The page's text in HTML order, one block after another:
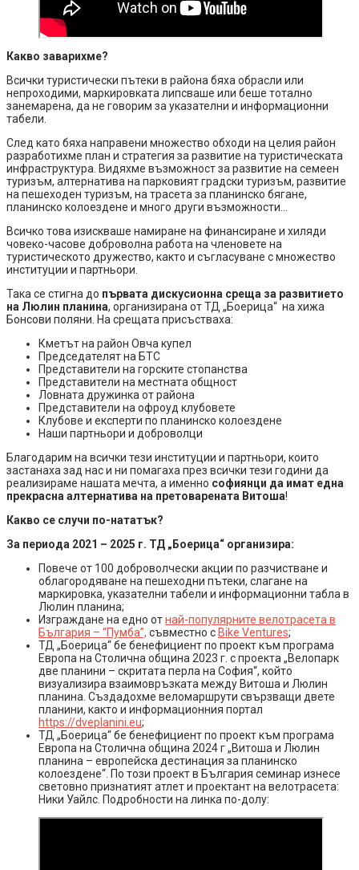
Какво заварихме?
Всички туристически пътеки в района бяха обрасли или
непроходими, маркировката липсваше или беше тотално
занемарена, да не говорим за указателни и информационни
табели.
След като бяха направени множество обходи на целия район
разработихме план и стратегия за развитие на туристическата
инфраструктура. Видяхме възможност за развитие на семеен
туризъм, алтернатива на парковият градски туризъм, развитие
на пешеходен туризъм, на трасета за планинско бягане,
планинско колоездене и много други възможности…
Всичко това изискваше намиране на финансиране и хиляди
човеко-часове доброволна работа на членовете на
туристическото дружество, както и съгласуване с множество
институции и партньори.
Така се стигна до първата дискусионна среща за развитието
на Люлин планина, организирана от ТД „Боерица“ на хижа
Бонсови поляни. На срещата присъстваха:
Кметът на район Овча купел
Председателят на БТС
Представители на горските стопанства
Представители на местната общност
Ловната дружинка от района
Представители на офроуд клубовете
Клубове и експерти по планинско колоездене
Наши партньори и доброволци
Благодарим на всички тези институции и партньори, които
застанаха зад нас и ни помагаха през всички тези години да
реализираме нашата мечта, а именно софиянци да имат една
прекрасна алтернатива на претоварената Витоша!
Какво се случи по-нататък?
За периода 2021 – 2025 г. ТД „Боерица“ организира:
Повече от 100 доброволчески акции по разчистване и
облагородяване на пешеходни пътеки, слагане на
маркировка, указателни табели и информационни табла в
Люлин планина;
Изграждане на едно отнай-популярните велотрасета в
България – “Пумба”, съвместно с Bike Ventures;
ТД „Боерица“ бе бенефициент по проект към програма
Европа на Столична община 2023 г. с проекта „Велопарк
две планини – скритата перла на София“, който
визуализира взаимовръзката между Витоша и Люлин
планина. Създадохме веломаршрути свързващи двете
планини, както и информационния портал
https://dveplanini.eu;
ТД „Боерица“ бе бенефициент по проект към програма
Европа на Столична община 2024 г „Витоша и Люлин
планина – европейска дестинация за планинско
колоездене“. По този проект в България семинар изнесе
световно признатият атлет и проектант на велотрасета:
Ники Уайлс. Подробности на линка по-долу: